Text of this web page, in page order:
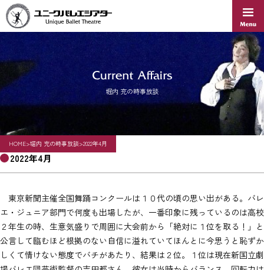
content
堀内 充の時事放談
HOME>堀内 充の時事放談>2022年4月
2022年4月
東京新聞主催全国舞踊コンクールは１０代の頃の思い出がある。バレ
エ・ジュニア部門で何度も出場したが、一番印象に残っているのは高校
２年生の時、生意気盛りで周囲に大会前から「絶対に１位を取る！」と
公言して臨むほど根拠のない自信に溢れていてほんとに今思うと恥ずか
しくて情けない態度でバチがあたり、結果は２位。１位は現在新国立劇